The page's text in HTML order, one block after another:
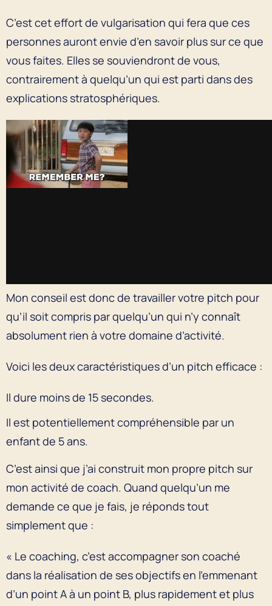
C’est cet effort de vulgarisation qui fera que ces
personnes auront envie d’en savoir plus sur ce que
vous faites. Elles se souviendront de vous,
contrairement à quelqu’un qui est parti dans des
explications stratosphériques.
Mon conseil est donc de travailler votre pitch pour
qu’il soit compris par quelqu’un qui n’y connaît
absolument rien à votre domaine d’activité.
Voici les deux caractéristiques d’un pitch efficace :
Il dure moins de 15 secondes.
Il est potentiellement compréhensible par un
enfant de 5 ans.
C’est ainsi que j’ai construit mon propre pitch sur
mon activité de coach. Quand quelqu’un me
demande ce que je fais, je réponds tout
simplement que :
« Le coaching, c’est accompagner son coaché
dans la réalisation de ses objectifs en l’emmenant
d’un point A à un point B, plus rapidement et plus